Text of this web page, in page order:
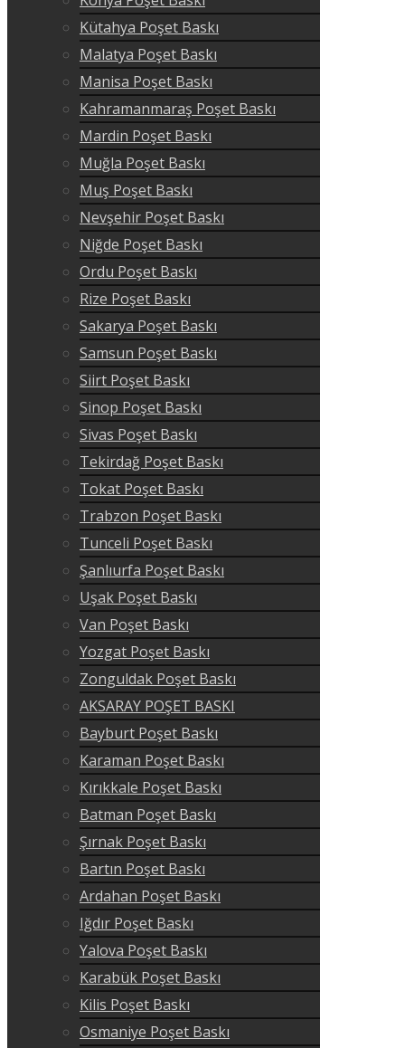
Kütahya Poşet Baskı
Malatya Poşet Baskı
Manisa Poşet Baskı
Kahramanmaraş Poşet Baskı
Mardin Poşet Baskı
Muğla Poşet Baskı
Muş Poşet Baskı
Nevşehir Poşet Baskı
Niğde Poşet Baskı
Ordu Poşet Baskı
Rize Poşet Baskı
Sakarya Poşet Baskı
Samsun Poşet Baskı
Siirt Poşet Baskı
Sinop Poşet Baskı
Sivas Poşet Baskı
Tekirdağ Poşet Baskı
Tokat Poşet Baskı
Trabzon Poşet Baskı
Tunceli Poşet Baskı
Şanlıurfa Poşet Baskı
Uşak Poşet Baskı
Van Poşet Baskı
Yozgat Poşet Baskı
Zonguldak Poşet Baskı
AKSARAY POŞET BASKI
Bayburt Poşet Baskı
Karaman Poşet Baskı
Kırıkkale Poşet Baskı
Batman Poşet Baskı
Şırnak Poşet Baskı
Bartın Poşet Baskı
Ardahan Poşet Baskı
Iğdır Poşet Baskı
Yalova Poşet Baskı
Karabük Poşet Baskı
Kilis Poşet Baskı
Osmaniye Poşet Baskı